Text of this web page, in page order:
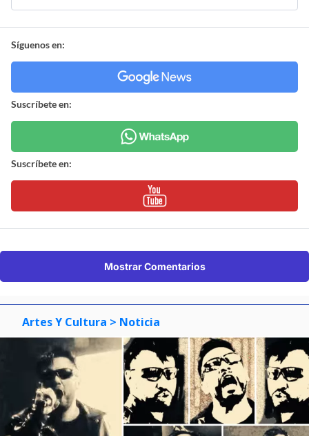
Síguenos en:
Suscríbete en:
Suscríbete en:
Mostrar Comentarios
Artes Y Cultura > Noticia